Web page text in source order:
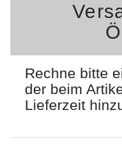
Rechne bitte
der beim
Lieferzeit